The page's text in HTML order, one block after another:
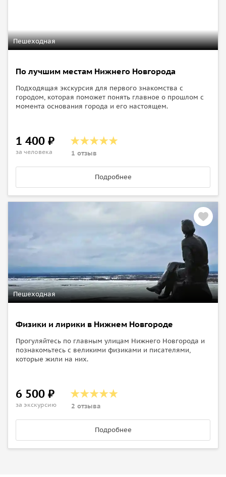
Пешеходная
По лучшим местам Нижнего Новгорода
Подходящая экскурсия для первого знакомства с
городом, которая поможет понять главное о прошлом с
момента основания города и его настоящем.
1 400 ₽
за человека 1 отзыв
Подробнее
Пешеходная
Физики и лирики в Нижнем Новгороде
Прогуляйтесь по главным улицам Нижнего Новгорода и
познакомьтесь с великими физиками и писателями,
которые жили на них.
6 500 ₽
за экскурсию 2 отзыва
Подробнее